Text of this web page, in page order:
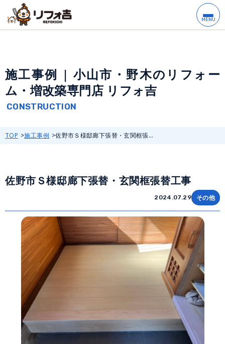
施工事例 | 小山市・野木のリフォー
ム・増改築専門店 リフォ吉
TOP 施工事例 佐野市Ｓ様邸廊下張替・玄関框張...
佐野市Ｓ様邸廊下張替・玄関框張替工事
2024.07.29 その他